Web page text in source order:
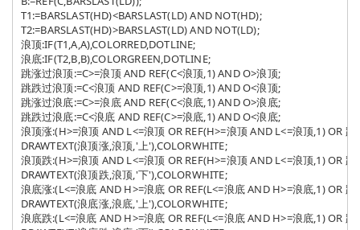
T1:=BARSLAST(HD)<BARSLAST(LD) AND NOT(HD);
T2:=BARSLAST(HD)>BARSLAST(LD) AND NOT(LD);
浪顶:IF(T1,A,A),COLORRED,DOTLINE;
浪底:IF(T2,B,B),COLORGREEN,DOTLINE;
跳涨过浪顶:=C>=浪顶 AND REF(C<浪顶,1) AND O>浪顶;
跳跌过浪顶:=C<浪顶 AND REF(C>=浪顶,1) AND O<浪顶;
跳涨过浪底:=C>=浪底 AND REF(C<浪底,1) AND O>浪底;
跳跌过浪底:=C<浪底 AND REF(C>=浪底,1) AND O<浪底;
浪顶涨:(H>=浪顶 AND L<=浪顶 OR REF(H>=浪顶 AND L<=浪顶,1) OR
DRAWTEXT(浪顶涨,浪顶,'上'),COLORWHITE;
浪顶跌:(H>=浪顶 AND L<=浪顶 OR REF(H>=浪顶 AND L<=浪顶,1) OR
DRAWTEXT(浪顶跌,浪顶,'下'),COLORWHITE;
浪底涨:(L<=浪底 AND H>=浪底 OR REF(L<=浪底 AND H>=浪底,1) OR
DRAWTEXT(浪底涨,浪底,'上'),COLORWHITE;
浪底跌:(L<=浪底 AND H>=浪底 OR REF(L<=浪底 AND H>=浪底,1) OR